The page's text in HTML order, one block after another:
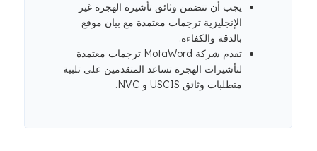
يجب أن تتضمن وثائق تأشيرة الهجرة غير
الإنجليزية ترجمات معتمدة مع بيان موقع
بالدقة والكفاءة.
تقدم شركة MotaWord ترجمات معتمدة
لتأشيرات الهجرة تساعد المتقدمين على تلبية
متطلبات وثائق USCIS و NVC.